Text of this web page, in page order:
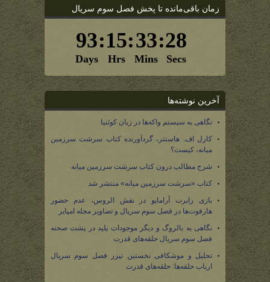
زمان باقی‌مانده تا پخش فصل سوم سریال
آخرین نوشته‌ها
نگاهی به سیستم واکه‌ها در زبان کوئنیا
کارل اف. هاستتر، گردآورنده کتاب سرشت سرزمین
میانه، کیست؟
شرح مطالب درون کتاب سرشت سرزمین میانه
کتاب «سرشت سرزمین میانه» منتشر شد
بازی رابرت آرامایو در نقش الروس، عدم حضور
هارفوت‌ها در فصل سوم سریال و تصاویر مجله امپایر
نگاهی به بالروگ و دیگر موجودات پلید در پشت صحنه
فصل سوم سریال حلقه‌های قدرت
تحلیل و موشکافی نخستین تیزر فصل سوم سریال
ارباب حلقه‌ها: حلقه‌های قدرت